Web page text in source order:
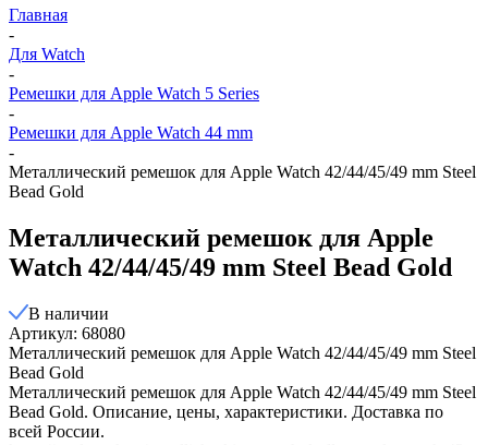
Главная
-
Для Watch
-
Ремешки для Apple Watch 5 Series
-
Ремешки для Apple Watch 44 mm
-
Металлический ремешок для Apple Watch 42/44/45/49 mm Steel
Bead Gold
Металлический ремешок для Apple
Watch 42/44/45/49 mm Steel Bead Gold
В наличии
Артикул: 68080
Металлический ремешок для Apple Watch 42/44/45/49 mm Steel
Bead Gold
Металлический ремешок для Apple Watch 42/44/45/49 mm Steel
Bead Gold. Описание, цены, характеристики. Доставка по
всей России.